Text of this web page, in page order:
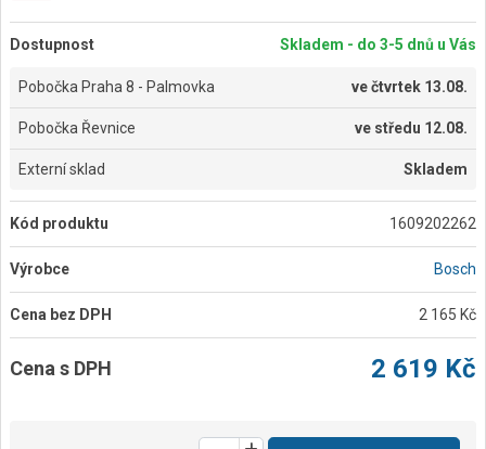
Dostupnost Skladem - do 3-5 dnů u Vás
Pobočka Praha 8 - Palmovka večtvrtek 13.08.
Pobočka Řevnice ve středu 12.08.
Externí sklad Skladem
Kód produktu 1609202262
Výrobce Bosch
Cena bez DPH 2 165 Kč
Cena s DPH 2 619 Kč